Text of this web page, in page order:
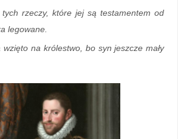
rzeczy, które jej są testamentem od
legowane.
na królestwo, bo syn jeszcze mały